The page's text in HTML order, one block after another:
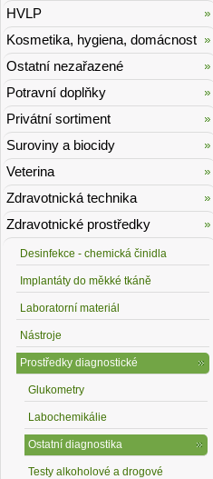
HVLP
Kosmetika, hygiena, domácnost
Ostatní nezařazené
Potravní doplňky
Privátní sortiment
Suroviny a biocidy
Veterina
Zdravotnická technika
Zdravotnické prostředky
Desinfekce - chemická činidla
Implantáty do měkké tkáně
Laboratorní materiál
Nástroje
Prostředky diagnostické
Glukometry
Labochemikálie
Ostatní diagnostika
Testy alkoholové a drogové